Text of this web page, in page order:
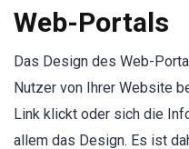
Web-Portals
Das Design des Web-
Nutzer von Ihrer Website
Link klickt oder sich die
allem das Design. Es ist